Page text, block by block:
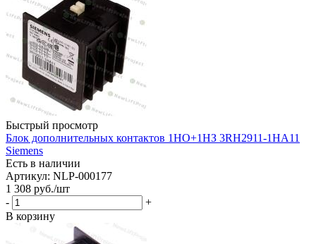
Быстрый просмотр
Блок дополнительных контактов 1НО+1НЗ 3RH2911-1HA11
Siemens
Есть в наличии
Артикул: NLP-000177
1 308 руб./шт
-
+
В корзину